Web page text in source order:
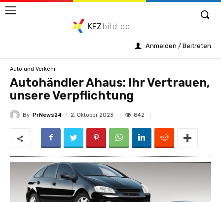
KFZ bild.de
Anmelden / Beitreten
Auto und Verkehr
Autohändler Ahaus: Ihr Vertrauen,
unsere Verpflichtung
By PrNews24 2. Oktober 2023 842